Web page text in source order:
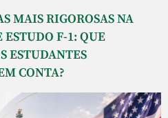
MAIS RIGOROSAS NA
ESTUDO F-1: QUE
ESTUDANTES
CONTA?